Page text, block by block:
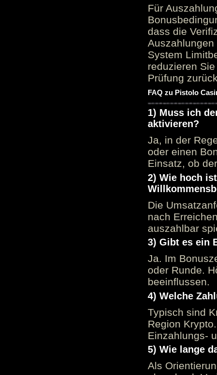
Für
dass die
System
reduzieren
Prüfung
FAQ zu Pistolo
1) Muss ich
aktivieren?
Ja, in der
oder einen
Einsatz, ob
2) Wie hoch
Die
nach
auszahlbar
3) Gibt es ein
Ja. Im
oder Runde.
beeinflussen.
4) Welche
Typisch sind
Region
Einzahlungs-
5) Wie lange
Als